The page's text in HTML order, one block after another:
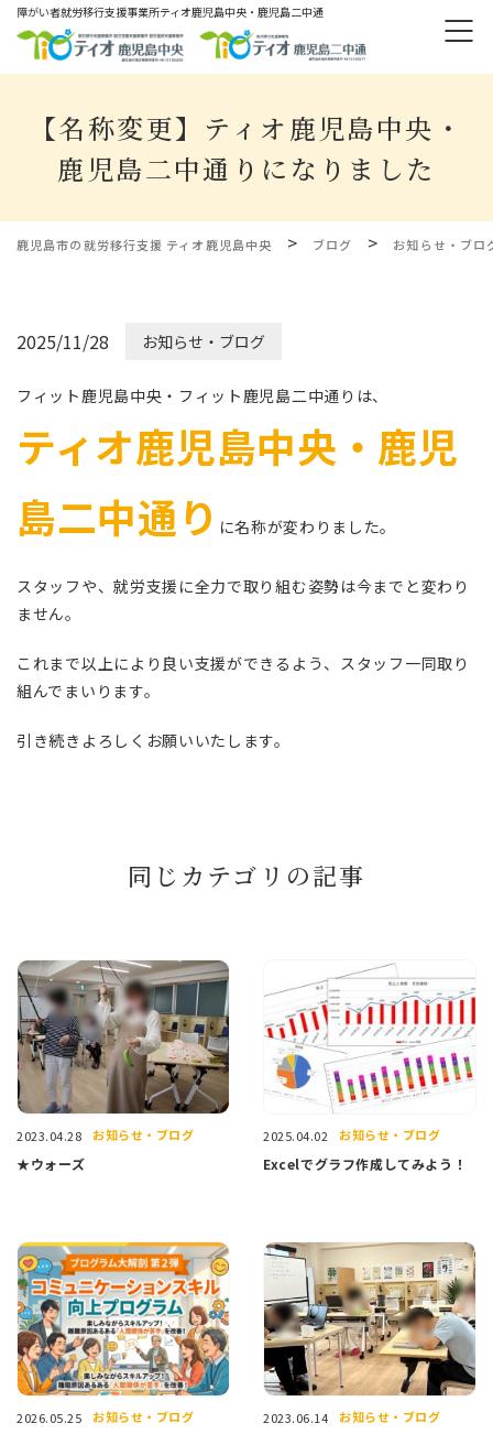
障がい者就労移⾏⽀援事業所ティオ⿅児島中央・鹿児島二中通
【名称変更】ティオ鹿児島中央・
鹿児島二中通りになりました
鹿児島市の就労移行支援 ティオ鹿児島中央 > ブログ > お知らせ・ブロ
2025/11/28 お知らせ・ブログ
フィット鹿児島中央・フィット鹿児島二中通りは、
ティオ鹿児島中央・鹿児
島二中通り に名称が変わりました。
スタッフや、就労支援に全力で取り組む姿勢は今までと変わり
ません。
これまで以上により良い支援ができるよう、スタッフ一同取り
組んでまいります。
引き続きよろしくお願いいたします。
同じカテゴリの記事
2023.04.28 お知らせ・ブログ
★ウォーズ
2025.04.02 お知らせ・ブログ
Excelでグラフ作成してみよう！
2026.05.25 お知らせ・ブログ 2023.06.14 お知らせ・ブログ